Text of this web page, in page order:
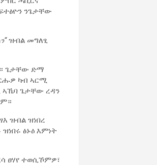
ንጌታቸው
“ዝብል መግለፂ
ጌታቸው ድማ
ካብ ኣርሚ
ኣኼባ ጌታቸው ረዳን
ዝብል ዝነበረ
ፅኑዕ እምነት
ፀሃየ ተወሲኾምዎ፣